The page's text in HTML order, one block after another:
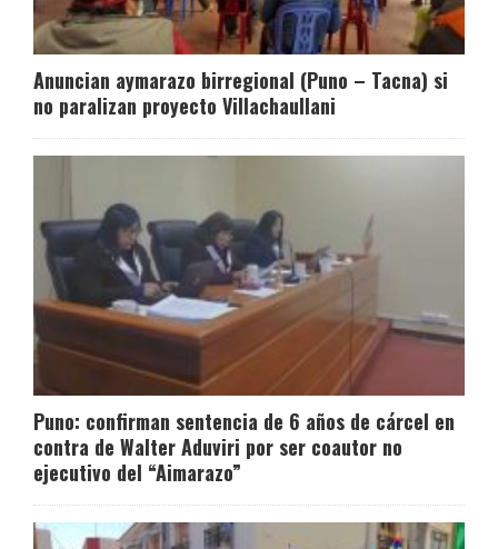
Anuncian aymarazo birregional (Puno – Tacna) si
no paralizan proyecto Villachaullani
Puno: confirman sentencia de 6 años de cárcel en
contra de Walter Aduviri por ser coautor no
ejecutivo del “Aimarazo”